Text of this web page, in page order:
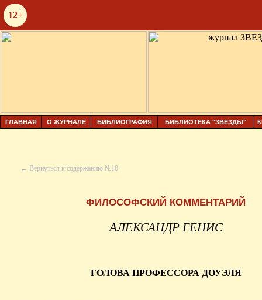
12+
ГЛАВНАЯ О ЖУРНАЛЕ БИБЛИОГРАФИЯ БИБЛИОТЕКА "ЗВЕЗДЫ"
← Вернуться к содержанию №10
ФИЛОСОФСКИЙ КОММЕНТАРИЙ
АЛЕКСАНДР ГЕНИС
ГОЛОВА ПРОФЕССОРА ДОУЭЛЯ